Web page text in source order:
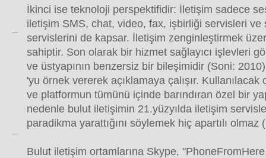
İkinci ise teknoloji perspektifidir: İletişim sadece
iletişim SMS, chat, video, fax, işbirliği servisleri ve
servislerini de kapsar. İletişim zenginleştirmek
sahiptir. Son olarak bir hizmet sağlayıcı işlevleri
ve üstyapının benzersiz bir bileşimidir (Soni:
'yu örnek vererek açıklamaya çalışır. Kullanılacak
ve platformun tümünü içinde barındıran özel bir
nedenle bulut iletişimin 21.yüzyılda iletişim
paradikma yarattığını söylemek hiç apartılı
Bulut iletişim ortamlarına Skype,